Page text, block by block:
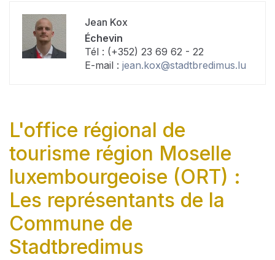
Jean Kox
Échevin
Tél : (+352) 23 69 62 - 22
E-mail : jean.kox@stadtbredimus.lu
L'office régional de
tourisme région Moselle
luxembourgeoise (ORT) :
Les représentants de la
Commune de
Stadtbredimus